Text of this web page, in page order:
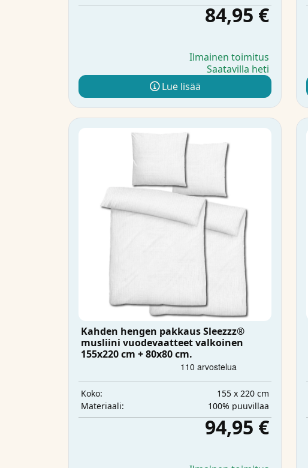
84,95 €
Ilmainen toimitus
Saatavilla heti
Lue lisää
Kahden hengen pakkaus Sleezzz®
musliini vuodevaatteet valkoinen
155x220 cm + 80x80 cm.
Koko:
155 x 220 cm
Materiaali:
100% puuvillaa
94,95 €